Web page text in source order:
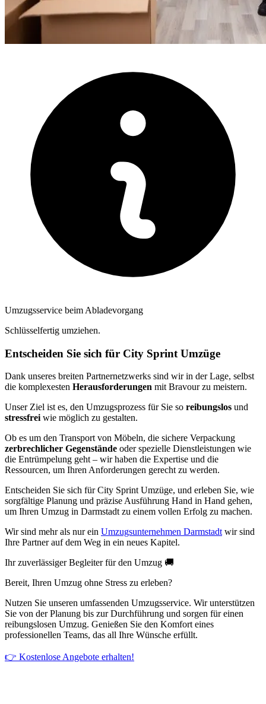
Umzugsservice beim Abladevorgang
Schlüsselfertig umziehen.
Entscheiden Sie sich für City Sprint Umzüge
Dank unseres breiten Partnernetzwerks sind wir in der Lage, selbst
die komplexesten Herausforderungen mit Bravour zu meistern.
Unser Ziel ist es, den Umzugsprozess für Sie so reibungslos und
stressfrei wie möglich zu gestalten.
Ob es um den Transport von Möbeln, die sichere Verpackung
zerbrechlicher Gegenstände oder spezielle Dienstleistungen wie
die Entrümpelung geht – wir haben die Expertise und die
Ressourcen, um Ihren Anforderungen gerecht zu werden.
Entscheiden Sie sich für City Sprint Umzüge, und erleben Sie, wie
sorgfältige Planung und präzise Ausführung Hand in Hand gehen,
um Ihren Umzug in Darmstadt zu einem vollen Erfolg zu machen.
Wir sind mehr als nur ein Umzugsunternehmen Darmstadt wir sind
Ihre Partner auf dem Weg in ein neues Kapitel.
Ihr zuverlässiger Begleiter für den Umzug 🚚
Bereit, Ihren Umzug ohne Stress zu erleben?
Nutzen Sie unseren umfassenden Umzugsservice. Wir unterstützen
Sie von der Planung bis zur Durchführung und sorgen für einen
reibungslosen Umzug. Genießen Sie den Komfort eines
professionellen Teams, das all Ihre Wünsche erfüllt.
👉 Kostenlose Angebote erhalten!